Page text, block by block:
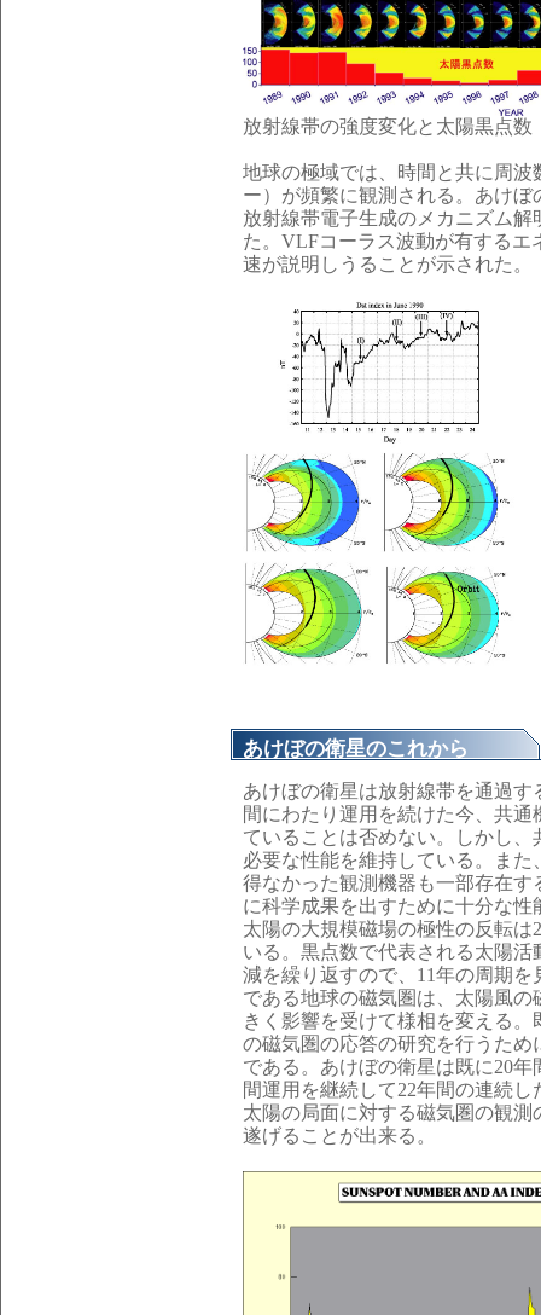
放射線帯の強度変化と太陽黒点数
地球の極域では、時間と共に周
ー）が頻繁に観測される。あけ
放射線帯電子生成のメカニズム
た。VLFコーラス波動が有する
速が説明しうることが示された。
あけぼの衛星のこれから
あけぼの衛星は放射線帯を通過
間にわたり運用を続けた今、共
ていることは否めない。しかし
必要な性能を維持している。ま
得なかった観測機器も一部存在
に科学成果を出すために十分な
太陽の大規模磁場の極性の反転
いる。黒点数で代表される太陽
減を繰り返すので、11年の周期
である地球の磁気圏は、太陽風
きく影響を受けて様相を変える
の磁気圏の応答の研究を行うた
である。あけぼの衛星は既に20
間運用を継続して22年間の連続
太陽の局面に対する磁気圏の観
遂げることが出来る。